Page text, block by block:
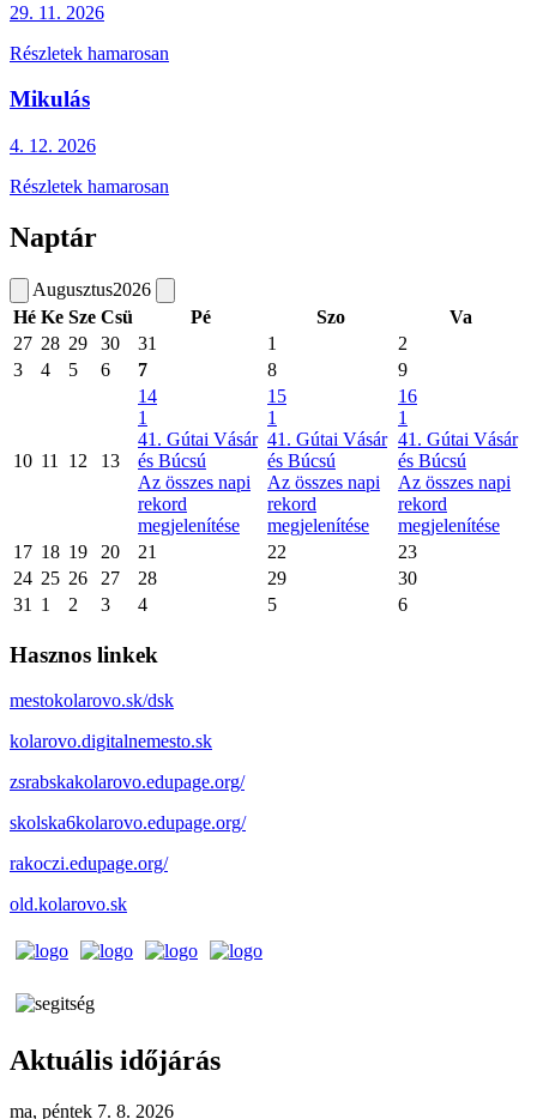
29. 11. 2026
Részletek hamarosan
Mikulás
4. 12. 2026
Részletek hamarosan
Naptár
Augusztus2026
Hé Ke Sze Csü Pé Szo
Va
27 28 29 30 31 1
2
3
4 5 6 7 8 9
10 11 12 13
14
1
41. Gútai Vásár
és Búcsú
Az összes napi
rekord
megjelenítése
15
1
41. Gútai Vásár
és Búcsú
Az összes napi
rekord
megjelenítése
16
1
41. Gútai Vásár
és Búcsú
Az összes napi
rekord
megjelenítése
17 18 19 20 21 22
23
24 25 26 27 28 29
30
31
1 2 3 4 5 6
Hasznos linkek
mestokolarovo.sk/dsk
kolarovo.digitalnemesto.sk
zsrabskakolarovo.edupage.org/
skolska6kolarovo.edupage.org/
rakoczi.edupage.org/
old.kolarovo.sk
Aktuális időjárás
ma, péntek 7. 8. 2026